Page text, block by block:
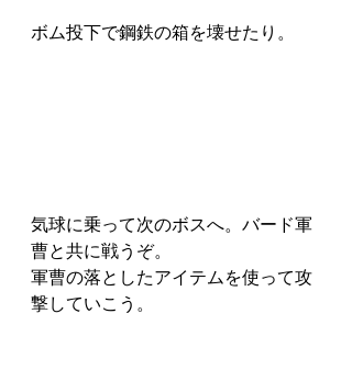
ボム投下で鋼鉄の箱を壊せたり。
気球に乗って次のボスへ。バード軍
曹と共に戦うぞ。
軍曹の落としたアイテムを使って攻
撃していこう。